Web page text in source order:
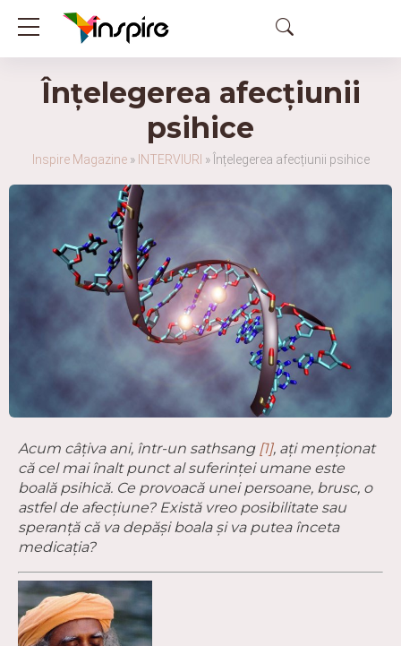
Înțelegerea afecțiunii
psihice
Inspire Magazine» INTERVIURI » Înțelegerea afecțiunii psihice
Acum câțiva ani, într-un sathsang [1], ați menționat
că cel mai înalt punct al suferinței umane este
boală psihică. Ce provoacă unei persoane, brusc, o
astfel de afecțiune? Există vreo posibilitate sau
speranță că va depăși boala și va putea înceta
medicația?